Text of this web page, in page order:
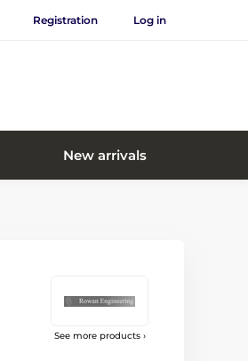
Registration Log in
New arrivals
See more products ›